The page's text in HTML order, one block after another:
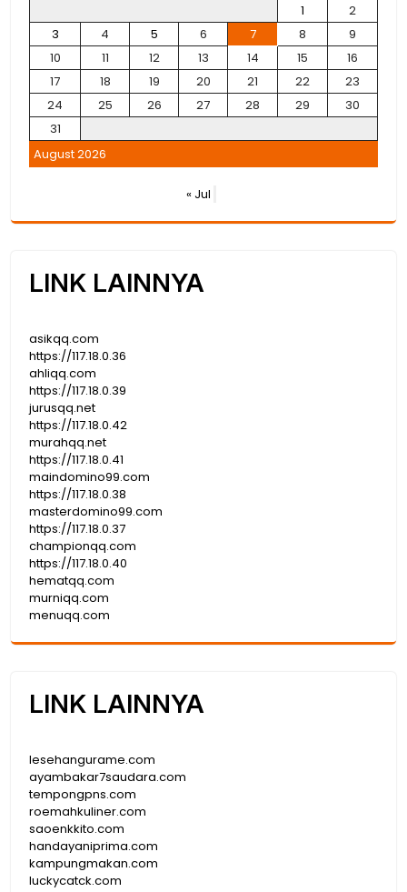
August 2026
1
2
3
4 5 6 7 8
9
10
11 12 13 14 15
16
17
18 19 20 21 22
23
24
25 26 27 28 29
30
31
« Jul
LINK LAINNYA
asikqq.com
https://117.18.0.36
ahliqq.com
https://117.18.0.39
jurusqq.net
https://117.18.0.42
murahqq.net
https://117.18.0.41
maindomino99.com
https://117.18.0.38
masterdomino99.com
https://117.18.0.37
championqq.com
https://117.18.0.40
hematqq.com
murniqq.com
menuqq.com
LINK LAINNYA
lesehangurame.com
ayambakar7saudara.com
tempongpns.com
roemahkuliner.com
saoenkkito.com
handayaniprima.com
kampungmakan.com
luckycatck.com